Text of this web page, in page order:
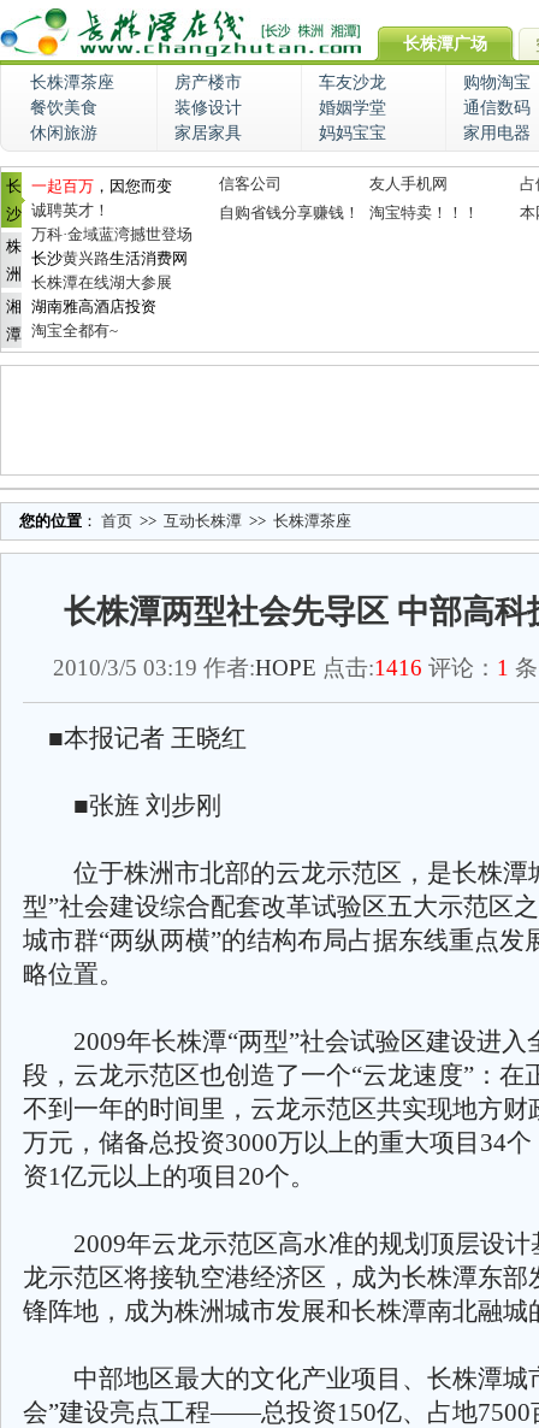
长株潭广场
长株潭茶座 房产楼市 车友沙龙
购物淘宝
餐饮美食
装修设计 婚姻学堂
通信数码
休闲旅游
家居家具 妈妈宝宝 家用电器
长
沙
株
洲
湘
潭
一起百万 ，因您而变
诚聘英才！
万科·金域蓝湾撼世登场
长沙黄兴路生活消费网
长株潭在线湖大参展
湖南雅高酒店投资
淘宝全都有~
信客公司 友人手机网
占
自购省钱分享赚钱！
淘宝特卖！！！ 本
您的位置 ： 首页 >> 互动长株潭 >> 长株潭茶座
长株潭两型社会先导区 中部高科
2010/3/5 03:19 作者:HOPE 点击:1416 评论： 1
■本报记者 王晓红
■张旌 刘步刚
位于株洲市北部的云龙示范区，是长株潭
型”社会建设综合配套改革试验区五大示范区
城市群“两纵两横”的结构布局占据东线重点发
略位置。
2009年长株潭“两型”社会试验区建设进入
段，云龙示范区也创造了一个“云龙速度”：在
不到一年的时间里，云龙示范区共实现地方财
万元，储备总投资3000万以上的重大项目34
资1亿元以上的项目20个。
2009年云龙示范区高水准的规划顶层设计
龙示范区将接轨空港经济区，成为长株潭东部
锋阵地，成为株洲城市发展和长株潭南北融城
中部地区最大的文化产业项目、长株潭城
会”建设亮点工程——总投资150亿、占地7500